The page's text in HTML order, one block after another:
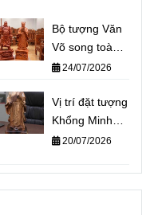
Bộ tượng Văn
Võ song toàn
Khổng Minh –
nghĩa và cách
đặt trên bàn
làm việc
24/07/2026
Vị trí đặt tượng
Khổng Minh
chuẩn phong
gian nào giúp
“quân sư” hỗ
20/07/2026